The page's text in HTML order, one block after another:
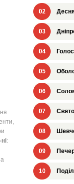
:
02
03
04
05
06
07
08
09
10